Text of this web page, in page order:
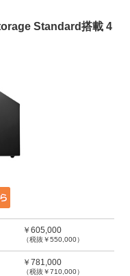
Standard搭載 4
￥605,000
（税抜￥550,000）
￥781,000
（税抜￥710,000）